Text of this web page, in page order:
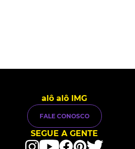
alô alô IMG
FALE CONOSCO
SEGUE A GENTE